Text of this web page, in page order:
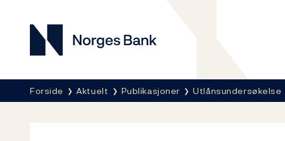
Norges Bank
Her er du nå:
Forside Aktuelt Publikasjoner Utlånsundersøkelse